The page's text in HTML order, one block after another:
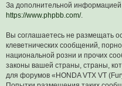
За дополнительной
https://www.phpbb.com/.
Вы соглашаетесь не размещать
клеветнических сообщений,
национальной розни и прочих
законы вашей страны, страны,
для форумов «HONDA VTX VT